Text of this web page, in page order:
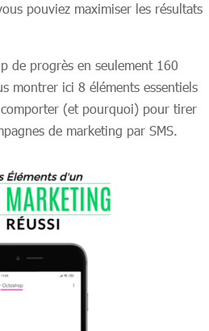
pouviez maximiser les résultats
de progrès en seulement 160
montrer ici 8 éléments essentiels
(et pourquoi) pour tirer
de marketing par SMS.